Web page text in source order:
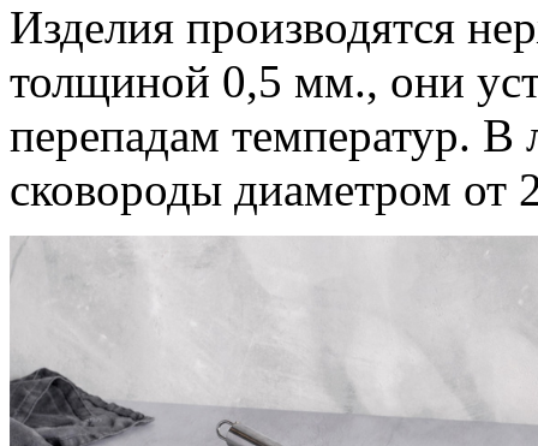
Изделия производятся
толщиной 0,5 мм., они
перепадам температур. В
сковороды диаметром от